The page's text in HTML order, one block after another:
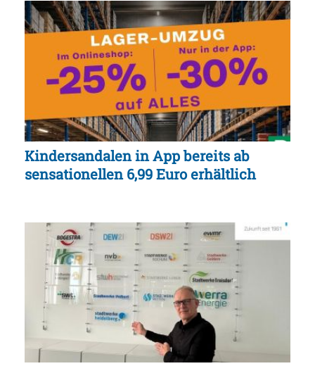
Kindersandalen in App bereits ab
sensationellen 6,99 Euro erhältlich